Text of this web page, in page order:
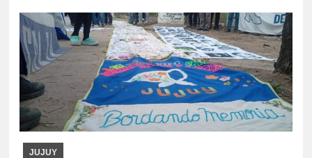
JUJUY
07/08/2026 La actividad se desarrollará esta tarde en CAJA. Se
además, quienes participen pod ...